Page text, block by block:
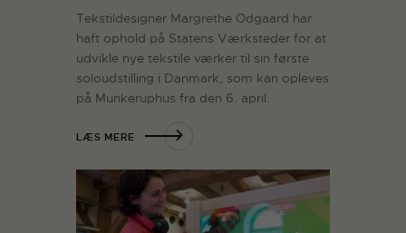
Tekstildesigner Margrethe Odgaard har
haft ophold på Statens Værksteder for at
udvikle nye tekstile værker til sin første
soloudstilling i Danmark, som kan opleves
på Munkeruphus fra den 6. april.
LÆS MERE